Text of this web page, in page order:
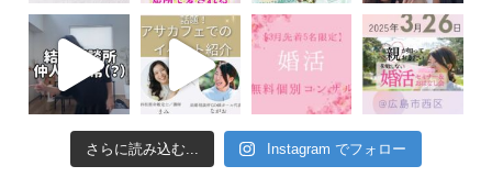
さらに読み込む... Instagram でフォロー